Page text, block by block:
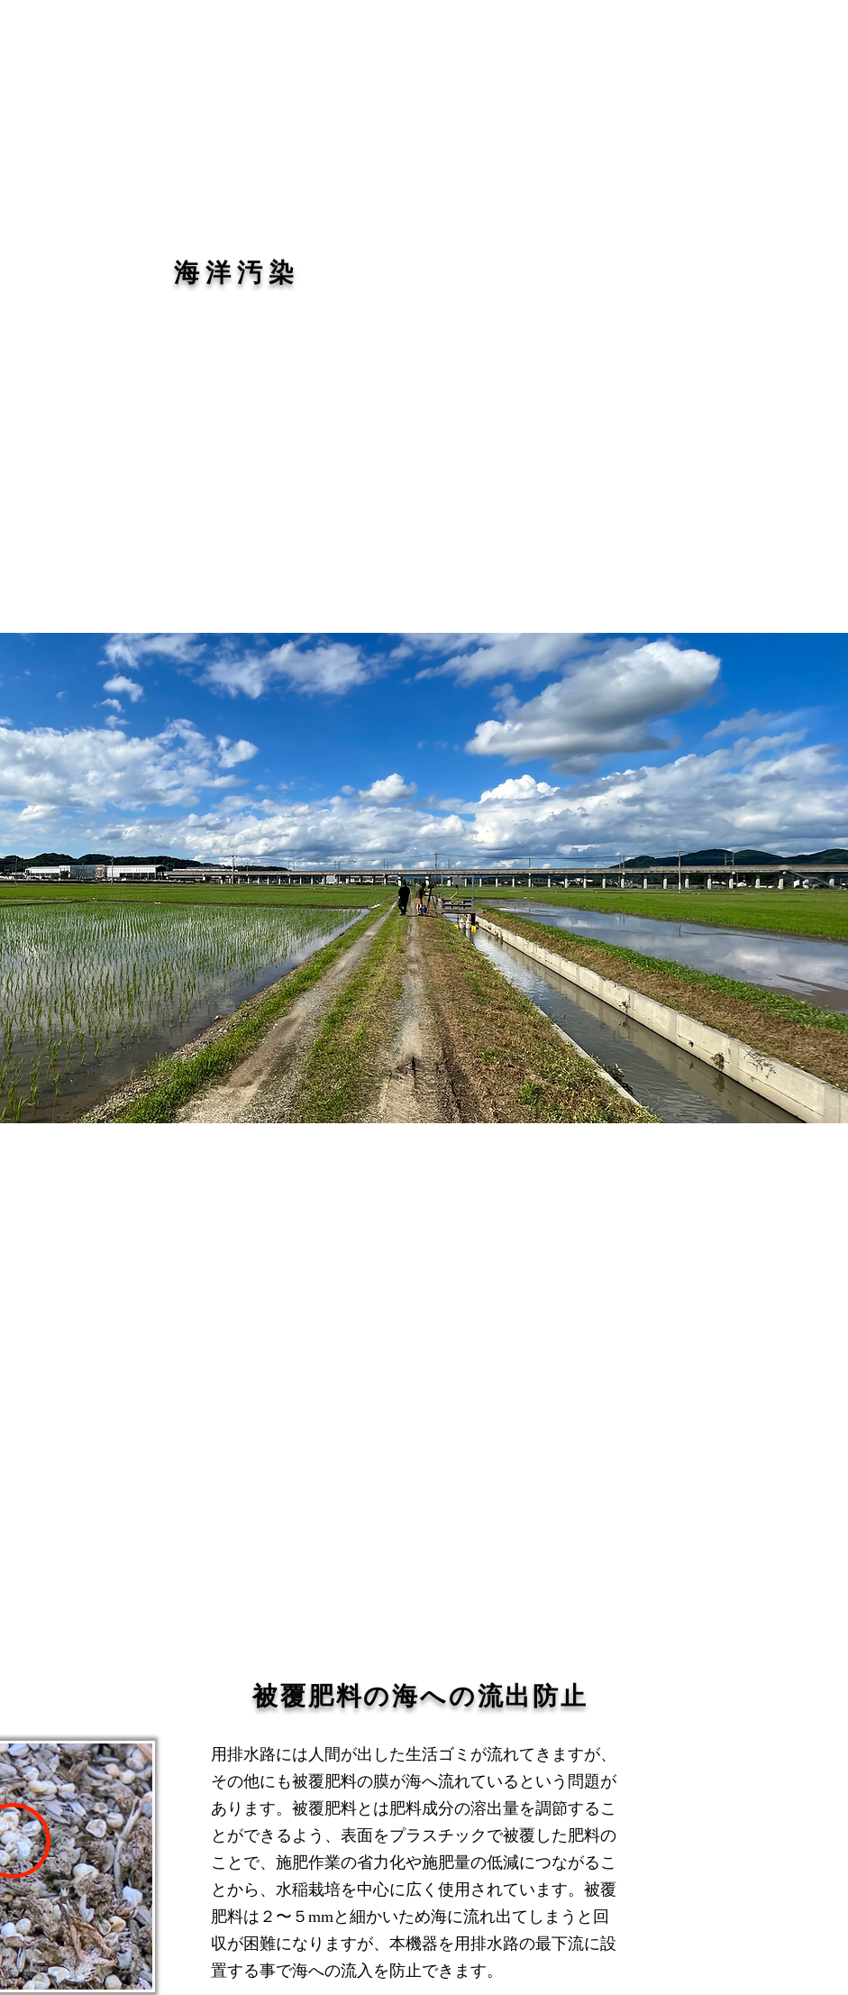
海 洋 汚 染
用排水路には人間が出した生活ゴミが流れてきますが、
その他にも被覆肥料の膜が海へ流れているという問題が
あります。被覆肥料とは肥料成分の溶出量を調節するこ
とができるよう、表面をプラスチックで被覆した肥料の
ことで、施肥作業の省力化や施肥量の低減につながるこ
とから、水稲栽培を中心に広く使用されています。被覆
肥料は２〜５mmと細かいため海に流れ出てしまうと回
収が困難になりますが、本機器を用排水路の最下流に設
置する事で海への流入を防止できます。
​被覆肥料の海への流出防止​